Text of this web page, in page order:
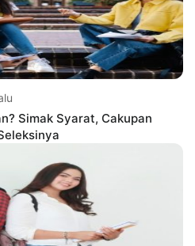
Simak Syarat, Cakupan